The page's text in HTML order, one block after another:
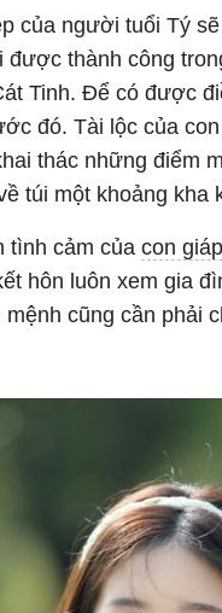
của người tuổi Tý
được thành công
Tinh. Để có được
đó. Tài lộc của
thác những điểm
túi một khoảng kha
tình cảm của con
hôn luôn xem gia
mệnh cũng cần phải